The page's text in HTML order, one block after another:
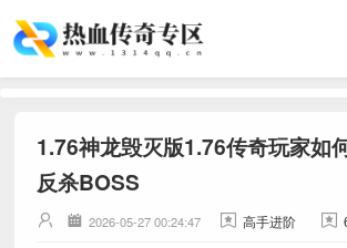
1.76神龙毁灭版1.76传奇玩家如
反杀BOSS
2026-05-27 00:24:47 高手进阶